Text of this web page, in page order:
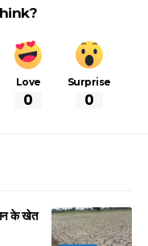
Love
0
Surprise
0
के खेत